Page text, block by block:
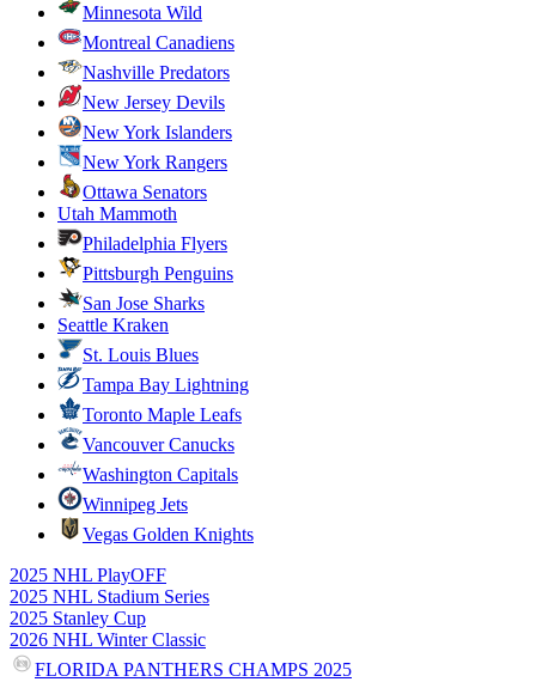
Minnesota Wild
Montreal Canadiens
Nashville Predators
New Jersey Devils
New York Islanders
New York Rangers
Ottawa Senators
Utah Mammoth
Philadelphia Flyers
Pittsburgh Penguins
San Jose Sharks
Seattle Kraken
St. Louis Blues
Tampa Bay Lightning
Toronto Maple Leafs
Vancouver Canucks
Washington Capitals
Winnipeg Jets
Vegas Golden Knights
2025 NHL PlayOFF
2025 NHL Stadium Series
2025 Stanley Cup
2026 NHL Winter Classic
FLORIDA PANTHERS CHAMPS 2025